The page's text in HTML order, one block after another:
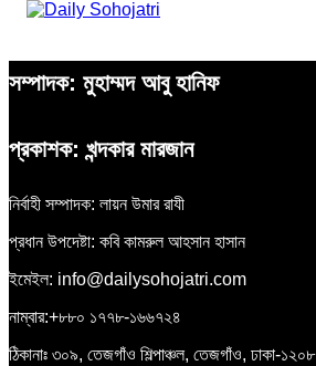
সম্পাদক: মুহাম্মদ আবু হানিফ
প্রকাশক: খন্দকার মারজান
নির্বাহী সম্পাদক: লায়ন উমার রাযী
প্রধান উপদেষ্টা: কবি কামরুল আহসান হাসান
ইমেইল: info@dailysohojatri.com
নাম্বার:+৮৮০ ১৭৭৮-১৬৬৭২৪
ঠিকানাঃ ৩০৯, তেজগাঁও শিল্পাঞ্চল, তেজগাঁও, ঢাকা-১২০৮